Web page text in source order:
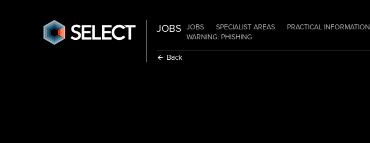
JOBS JOBS SPECIALIST AREAS PRACTICAL INFORMATION
WARNING: PHISHING
Back